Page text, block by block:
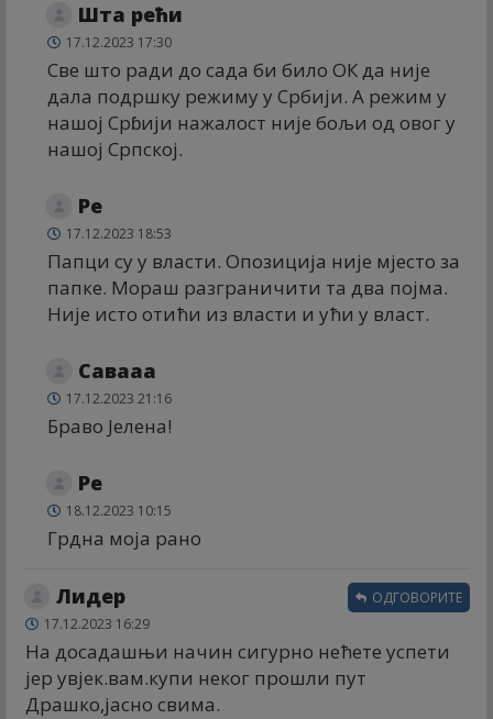
Шта рећи
17.12.2023 17:30
Све што ради до сада би било ОК да није
дала подршку режиму у Србији. А режим у
нашој Срɓији нажалост није бољи од овог у
нашој Српској.
Ре
17.12.2023 18:53
Папци су у власти. Опозиција није мјесто за
папке. Мораш разграничити та два појма.
Није исто отићи из власти и ући у власт.
Савааа
17.12.2023 21:16
Браво Јелена!
Ре
18.12.2023 10:15
Грдна моја рано
Лидер
17.12.2023 16:29
На досадашњи начин сигурно нећете успети
јер увјек.вам.купи неког прошли пут
Драшко,јасно свима.
ОДГОВОРИТЕ